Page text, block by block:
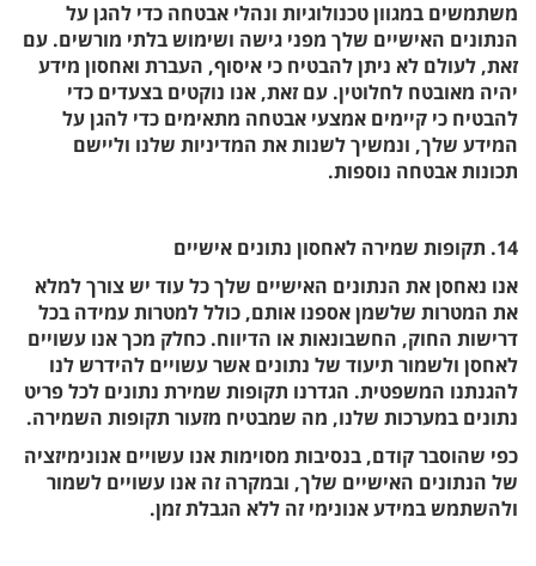
משתמשים במגוון טכנולוגיות ונהלי אבטחה כדי להגן על
הנתונים האישיים שלך מפני גישה ושימוש בלתי מורשים. עם
זאת, לעולם לא ניתן להבטיח כי איסוף, העברת ואחסון מידע
יהיה מאובטח לחלוטין. עם זאת, אנו נוקטים בצעדים כדי
להבטיח כי קיימים אמצעי אבטחה מתאימים כדי להגן על
המידע שלך, ונמשיך לשנות את המדיניות שלנו וליישם
תכונות אבטחה נוספות.
14. תקופות שמירה לאחסון נתונים אישיים
אנו נאחסן את הנתונים האישיים שלך כל עוד יש צורך למלא
את המטרות שלשמן אספנו אותם, כולל למטרות עמידה בכל
דרישות החוק, החשבונאות או הדיווח. כחלק מכך אנו עשויים
לאחסן ולשמור תיעוד של נתונים אשר עשויים להידרש לנו
להגנתנו המשפטית. הגדרנו תקופות שמירת נתונים לכל פריט
נתונים במערכות שלנו, מה שמבטיח מזעור תקופות השמירה.
כפי שהוסבר קודם, בנסיבות מסוימות אנו עשויים אנונימיזציה
של הנתונים האישיים שלך, ובמקרה זה אנו עשויים לשמור
ולהשתמש במידע אנונימי זה ללא הגבלת זמן.